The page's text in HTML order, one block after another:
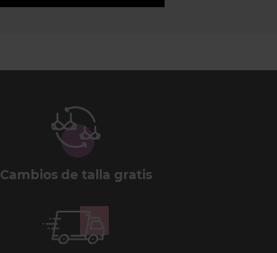
Cambios de talla gratis